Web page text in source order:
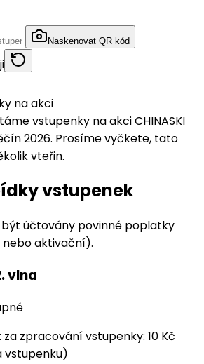
Naskenovat QR kód
na akci
vstupenky na akci CHINASKI
2026. Prosíme vyčkete, tato
vteřin.
vstupenek
účtovány povinné poplatky
aktivační).
vlna
zpracování vstupenky: 10 Kč
vstupenku)